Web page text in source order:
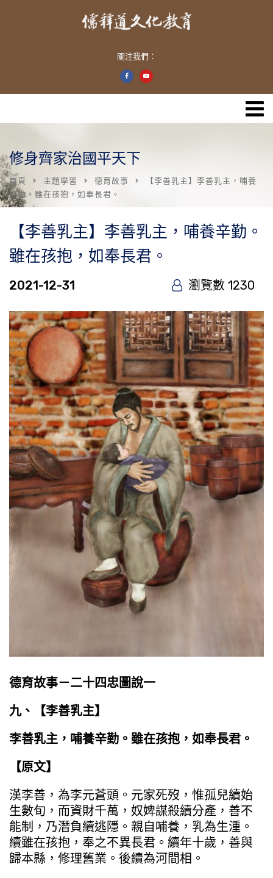
關注我們：
修身齊家治國平天下
首頁 主題學習 德育故事
【李善乳主】李善乳主，哺養
辛勤。雖在孩抱，如奉長君。
【李善乳主】李善乳主，哺養辛勤。
雖在孩抱，如奉長君。
2021-12-31 瀏覽數 1230
德育故事－二十四忠圖說一
九、【李善乳主】
李善乳主，哺養辛勤。雖在孩抱，如奉長君。
【原文】
漢李善，為李元蒼頭。元家死歿，惟孤兒續始
生數旬，而資財千萬，奴婢謀殺續分產，善不
能制，乃潛負續逃隱。親自哺養，乳為生湩。
續雖在孩抱，奉之不異長君。續年十歲，善與
歸本縣，修理舊業。後續為河間相。